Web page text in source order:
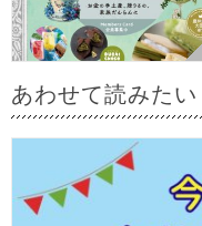
あわせて読みたい